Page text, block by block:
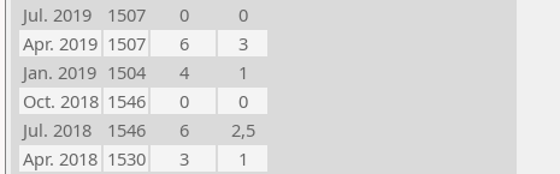
Jul. 2019
1507 0
0
Apr. 2019 1507 6
3
Jan. 2019 1504 4
1
Oct. 2018 1546 0
0
Jul. 2018
1546 6
2,5
Apr. 2018 1530 3
1